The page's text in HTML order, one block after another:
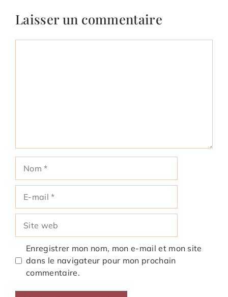
Laisser un commentaire
mail
web
Enregistrer mon nom, mon e-mail et mon site
dans le navigateur pour mon prochain
commentaire.